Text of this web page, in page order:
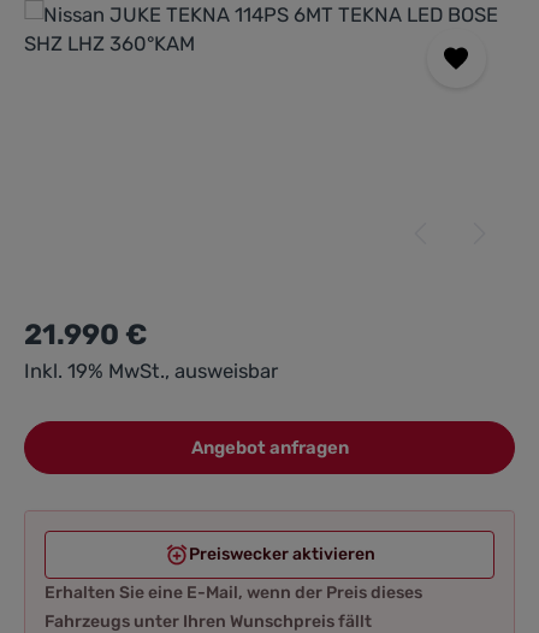
Bildergalerie überspringen
21.990 €
Inkl. 19% MwSt., ausweisbar
Angebot anfragen
Preiswecker aktivieren
Erhalten Sie eine E-Mail, wenn der Preis dieses
Fahrzeugs unter Ihren Wunschpreis fällt